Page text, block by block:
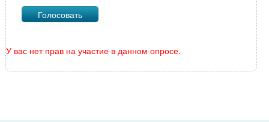
У вас нет прав на участие в данном опросе.